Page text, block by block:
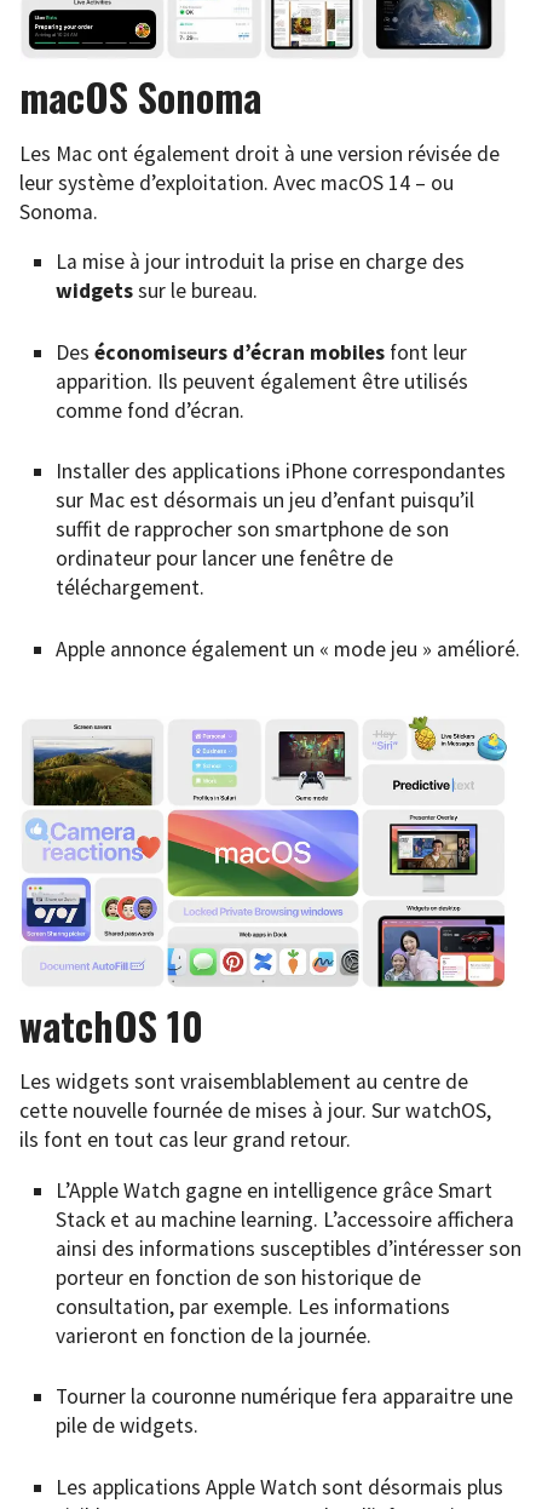
macOS Sonoma
Les Mac ont également droit à une version révisée de
leur système d’exploitation. Avec macOS 14 – ou
Sonoma.
La mise à jour introduit la prise en charge des
widgetssur le bureau.
Des économiseurs d’écran mobiles font leur
apparition. Ils peuvent également être utilisés
comme fond d’écran.
Installer des applications iPhone correspondantes
sur Mac est désormais un jeu d’enfant puisqu’il
suffit de rapprocher son smartphone de son
ordinateur pour lancer une fenêtre de
téléchargement.
Apple annonce également un « mode jeu » amélioré.
watchOS 10
Les widgets sont vraisemblablement au centre de
cette nouvelle fournée de mises à jour. Sur watchOS,
ils font en tout cas leur grand retour.
L’Apple Watch gagne en intelligence grâce Smart
Stack et au machine learning. L’accessoire affichera
ainsi des informations susceptibles d’intéresser son
porteur en fonction de son historique de
consultation, par exemple. Les informations
varieront en fonction de la journée.
Tourner la couronne numérique fera apparaitre une
pile de widgets.
Les applications Apple Watch sont désormais plus